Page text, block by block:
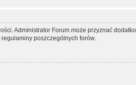
Administrator Forum może przyznać
poszczególnych forów.